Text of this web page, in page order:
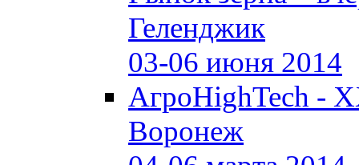
Геленджик
03-06 июня 2014
АгроHighTech -
Воронеж